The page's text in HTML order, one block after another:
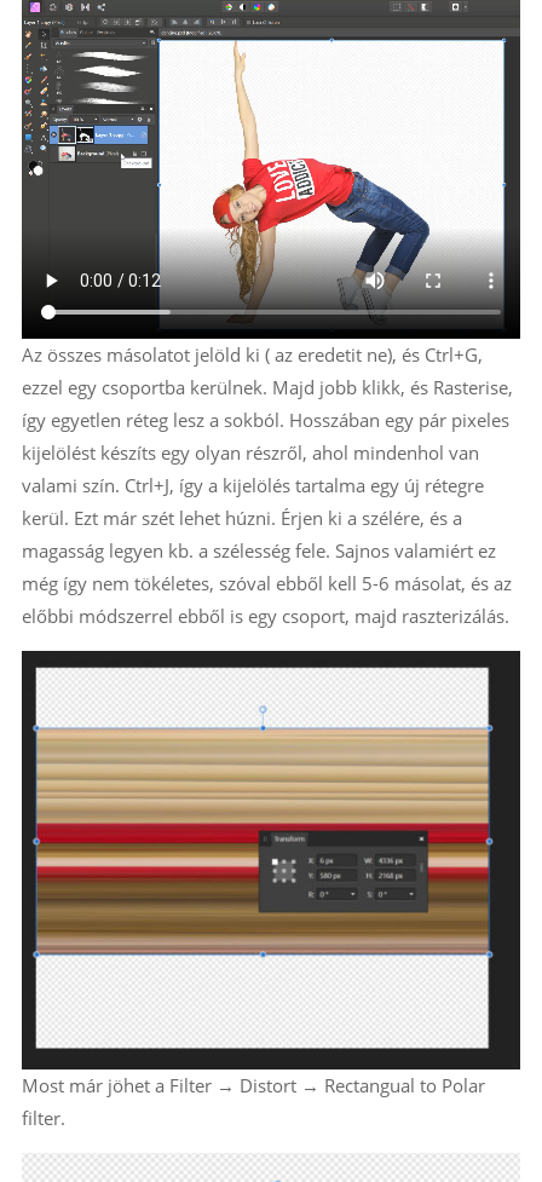
Az összes másolatot jelöld ki ( az eredetit ne), és Ctrl+G,
ezzel egy csoportba kerülnek. Majd jobb klikk, és Rasterise,
így egyetlen réteg lesz a sokból. Hosszában egy pár pixeles
kijelölést készíts egy olyan részről, ahol mindenhol van
valami szín. Ctrl+J, így a kijelölés tartalma egy új rétegre
kerül. Ezt már szét lehet húzni. Érjen ki a szélére, és a
magasság legyen kb. a szélesség fele. Sajnos valamiért ez
még így nem tökéletes, szóval ebből kell 5-6 másolat, és az
előbbi módszerrel ebből is egy csoport, majd raszterizálás.
Most már jöhet a Filter → Distort → Rectangual to Polar
filter.